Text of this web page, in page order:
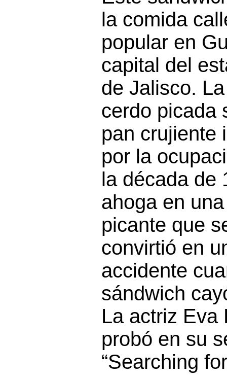
la comida
popular en
capital del
de Jalisco.
cerdo picada
pan crujiente
por la
la década de
ahoga en
picante que
convirtió en
accidente
sándwich
La actriz Eva
probó en su
“Searching